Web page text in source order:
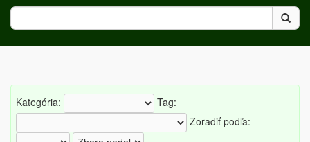
Kategória:
Tag:
Zoradiť podľa: